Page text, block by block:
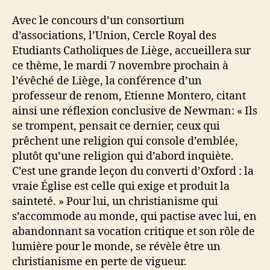
Avec le concours d’un consortium
d’associations, l’Union, Cercle Royal des
Etudiants Catholiques de Liège, accueillera sur
ce thème, le mardi 7 novembre prochain à
l’évêché de Liège, la conférence d’un
professeur de renom, Etienne Montero, citant
ainsi une réflexion conclusive de Newman: « Ils
se trompent, pensait ce dernier, ceux qui
prêchent une religion qui console d’emblée,
plutôt qu’une religion qui d’abord inquiète.
C’est une grande leçon du converti d’Oxford : la
vraie Église est celle qui exige et produit la
sainteté. » Pour lui, un christianisme qui
s’accommode au monde, qui pactise avec lui, en
abandonnant sa vocation critique et son rôle de
lumière pour le monde, se révèle être un
christianisme en perte de vigueur.